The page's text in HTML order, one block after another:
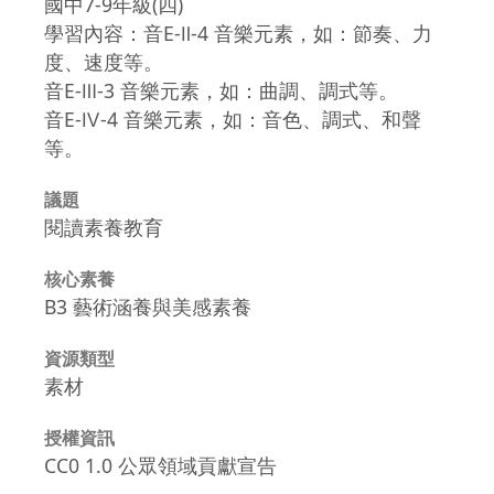
學習內容：音E-Ⅱ-4 音樂元素，如：節奏、力
度、速度等。
音E-Ⅲ-3 音樂元素，如：曲調、調式等。
音E-Ⅳ-4 音樂元素，如：音色、調式、和聲
等。
議題
閱讀素養教育
核心素養
B3 藝術涵養與美感素養
資源類型
素材
授權資訊
CC0 1.0 公眾領域貢獻宣告